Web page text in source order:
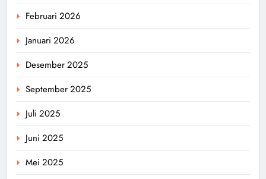
Februari 2026
Januari 2026
Desember 2025
September 2025
Juli 2025
Juni 2025
Mei 2025